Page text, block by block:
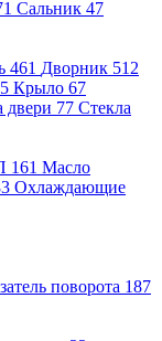
Сальник 47
461 Дворник 512
Крыло 67
двери 77 Стекла
161 Масло
Охлаждающие
поворота 187